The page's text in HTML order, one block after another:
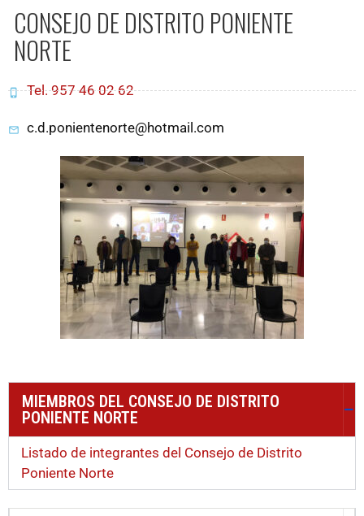
CONSEJO DE DISTRITO PONIENTE
NORTE
Tel. 957 46 02 62
c.d.ponientenorte@hotmail.com
MIEMBROS DEL CONSEJO DE DISTRITO
PONIENTE NORTE
Listado de integrantes del Consejo de Distrito
Poniente Norte